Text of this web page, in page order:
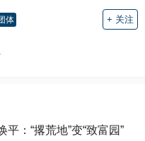
体 + 关注
：“撂荒地”变“致富园”